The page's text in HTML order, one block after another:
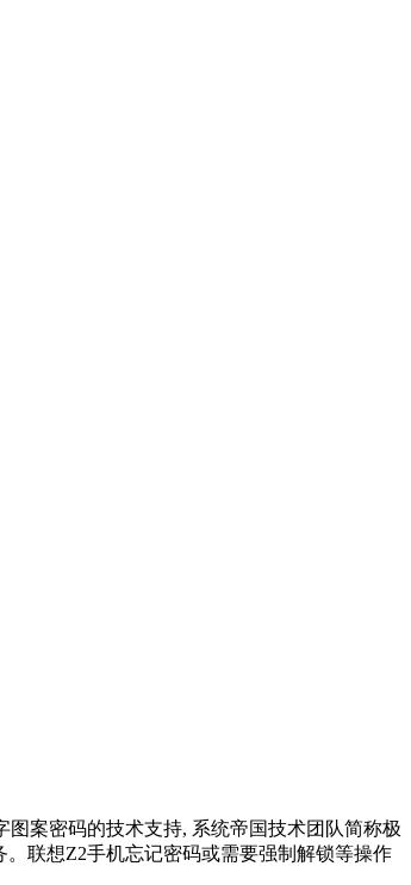
案密码的技术支持, 系统帝国技术团队简称极
联想Z2手机忘记密码或需要强制解锁等操作